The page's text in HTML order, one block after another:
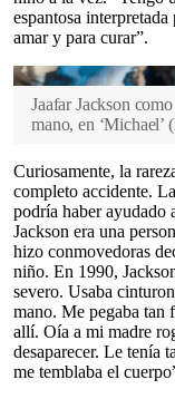
espantosa
amar y para curar”.
Jaafar Jackson
mano, en ‘Michael’ (
Curiosamente, la
completo accidente.
podría haber ayudado
Jackson era una
hizo conmovedoras
niño. En 1990,
severo. Usaba
mano. Me pegaba tan
allí. Oía a mi madre
desaparecer. Le tenía
me temblaba el